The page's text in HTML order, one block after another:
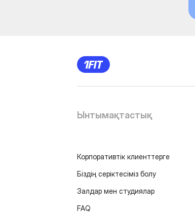
Ынтымақтастық
Корпоративтік клиенттерге
Біздің серіктесіміз болу
Залдар мен студиялар
FAQ